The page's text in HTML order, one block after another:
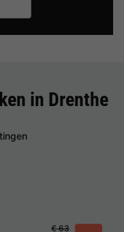
in Drenthe
€ 63